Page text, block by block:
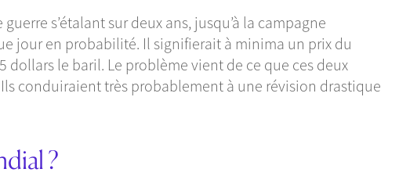
s’étalant sur deux ans, jusqu’à la campagne
jour en probabilité. Il signifierait à minima un prix du
le baril. Le problème vient de ce que ces deux
conduiraient très probablement à une révision drastique
?